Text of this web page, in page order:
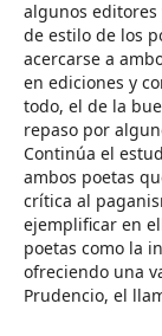
algunos
de estilo de los
acercarse a
en ediciones y
todo, el de la
repaso por
Continúa el
ambos poetas
crítica al
ejemplificar en
poetas como la
ofreciendo una
Prudencio, el